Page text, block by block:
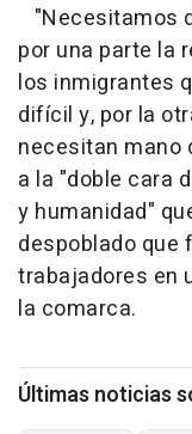
"Necesitamos
por una parte la
los inmigrantes
difícil y, por la
necesitan mano
a la "doble cara
y humanidad"
despoblado que
trabajadores en
la comarca.
Últimas noticias